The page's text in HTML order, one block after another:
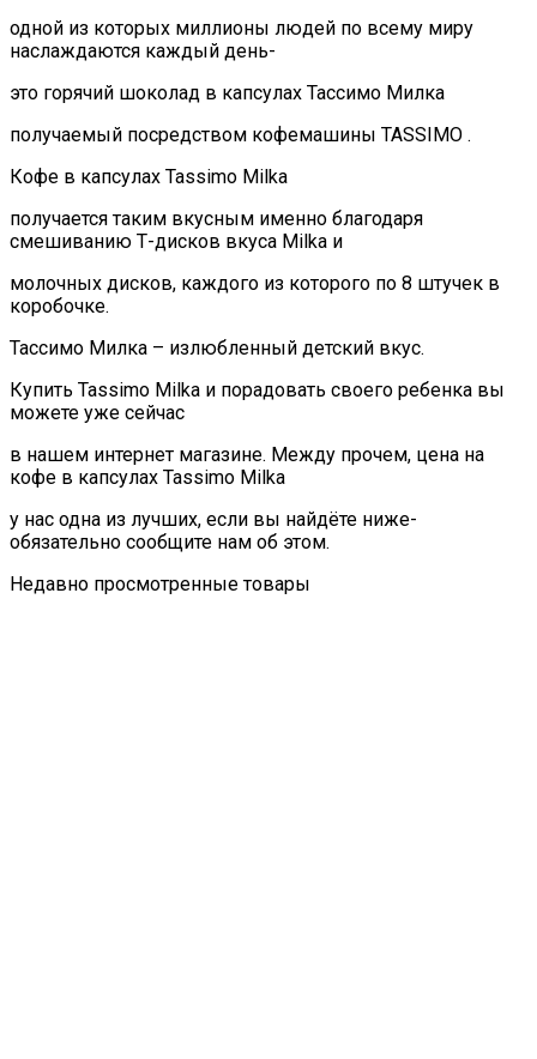
одной из которых миллионы людей по всему миру
наслаждаются каждый день-
это горячий шоколад в капсулах Тассимо Милка
получаемый посредством кофемашины TASSIMO .
Кофе в капсулах Tassimo Milka
получается таким вкусным именно благодаря
смешиванию Т-дисков вкуса Milka и
молочных дисков, каждого из которого по 8 штучек в
коробочке.
Тассимо Милка – излюбленный детский вкус.
Купить Tassimo Milka и порадовать своего ребенка вы
можете уже сейчас
в нашем интернет магазине. Между прочем, цена на
кофе в капсулах Tassimo Milka
у нас одна из лучших, если вы найдёте ниже-
обязательно сообщите нам об этом.
Недавно просмотренные товары